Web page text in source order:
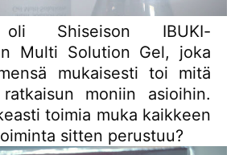
oli Shiseison IBUKI-
Multi Solution Gel, joka
mukaisesti toi mitä
moniin asioihin.
toimia muka kaikkeen
sitten perustuu?